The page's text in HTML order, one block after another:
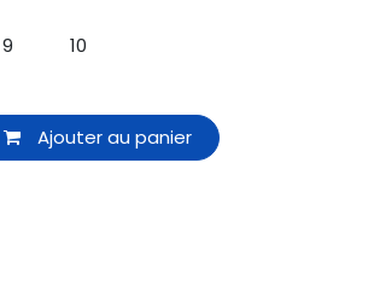
9 10
Ajouter au panier